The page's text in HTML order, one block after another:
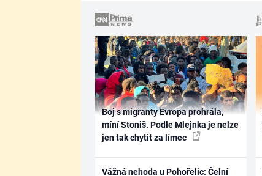
Boj s migranty Evropa prohrála,
míní Stoniš. Podle Mlejnka je nelze
jen tak chytit za límec
Vážná nehoda u Pohořelic: Čelní